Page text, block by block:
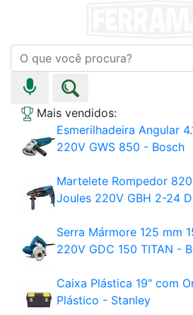
Mais vendidos:
Esmerilhadeira Angular
220V GWS 850 - Bosch
Martelete Rompedor
Joules 220V GBH 2-24
Serra Mármore 125 mm
220V GDC 150 TITAN -
Caixa Plástica 19" com
Plástico - Stanley